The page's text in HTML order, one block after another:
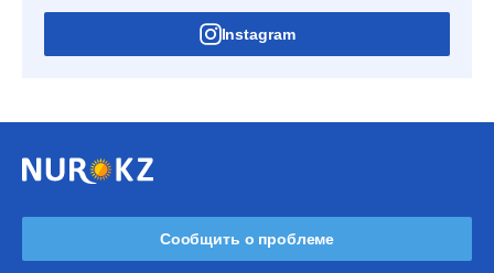
Instagram
Сообщить о проблеме